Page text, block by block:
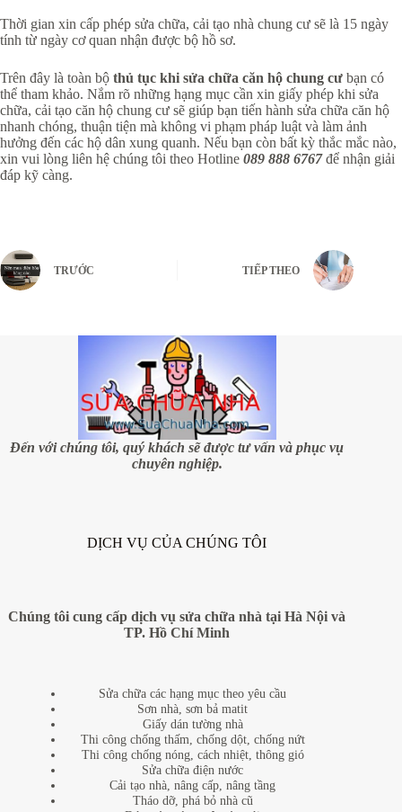
Thời gian xin cấp phép sửa chữa, cải tạo nhà chung cư sẽ là 15 ngày
tính từ ngày cơ quan nhận được bộ hồ sơ.
Trên đây là toàn bộ thủ tục khi sửa chữa căn hộ chung cư bạn có
thể tham khảo. Nắm rõ những hạng mục cần xin giấy phép khi sửa
chữa, cải tạo căn hộ chung cư sẽ giúp bạn tiến hành sửa chữa căn hộ
nhanh chóng, thuận tiện mà không vi phạm pháp luật và làm ảnh
hưởng đến các hộ dân xung quanh. Nếu bạn còn bất kỳ thắc mắc nào,
xin vui lòng liên hệ chúng tôi theo Hotline 089 888 6767để nhận giải
đáp kỹ càng.
TRƯỚC TIẾP THEO
Đến với chúng tôi, quý khách sẽ được tư vấn và phục vụ
chuyên nghiệp.
DỊCH VỤ CỦA CHÚNG TÔI
Chúng tôi cung cấp dịch vụ sửa chữa nhà tại Hà Nội và
TP. Hồ Chí Minh
Sửa chữa các hạng mục theo yêu cầu
Sơn nhà, sơn bả matit
Giấy dán tường nhà
Thi công chống thấm, chống dột, chống nứt
Thi công chống nóng, cách nhiệt, thông gió
Sửa chữa điện nước
Cải tạo nhà, nâng cấp, nâng tầng
Tháo dỡ, phá bỏ nhà cũ